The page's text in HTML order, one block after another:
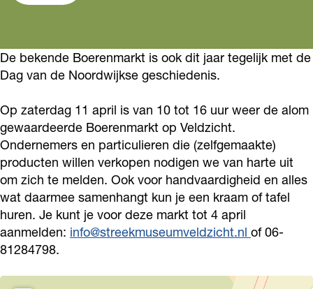
r
e
m
a
r
k
t
e
r
e
n
m
a
k
t
De bekende Boerenmarkt is ook dit jaar tegelijk met de
Dag van de Noordwijkse geschiedenis.
Op zaterdag 11 april is van 10 tot 16 uur weer de alom
gewaardeerde Boerenmarkt op Veldzicht.
Ondernemers en particulieren die (zelfgemaakte)
producten willen verkopen nodigen we van harte uit
om zich te melden. Ook voor handvaardigheid en alles
wat daarmee samenhangt kun je een kraam of tafel
huren. Je kunt je voor deze markt tot 4 april
aanmelden: info@streekmuseumveldzicht.nl of 06-
81284798.